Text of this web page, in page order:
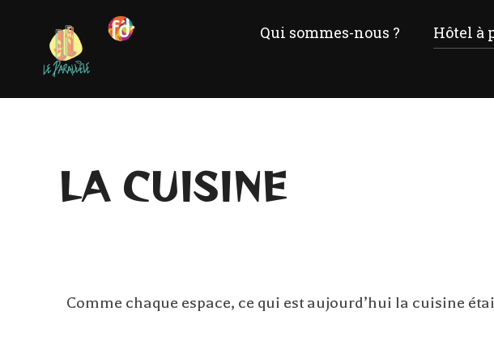
Qui sommes-nous ? Hôtel à
LA CUISINE
Comme chaque espace, ce qui est aujourd’hui la cuisine